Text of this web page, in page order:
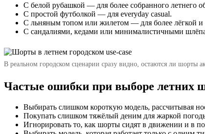
С белой рубашкой — для более собранного летнего
С простой футболкой — для everyday casual.
С льняным топом или жилетом — для более лёгкой и
С сандалиями, кедами или минималистичными
В реальном городском сценарии сразу видно, остаются ли шорты
Частые ошибки при выборе летних
Выбирать слишком короткую модель, рассчитывая
Покупать слишком тяжёлый деним для жаркой
Игнорировать то, как шорты сидят в движении и в